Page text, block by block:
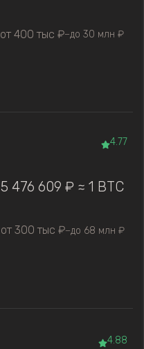
от 400 тыс ₽—до 30 млн ₽
4.77
5 476 609 ₽ ≈ 1 BTC
от 300 тыс ₽—до 68 млн ₽
4.88